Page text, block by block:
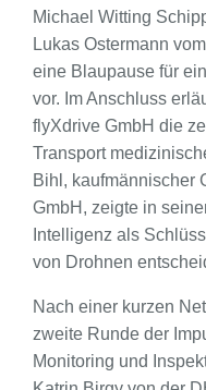
Michael Witting
Lukas Ostermann
eine Blaupause für
vor. Im Anschluss
flyXdrive GmbH die
Transport
Bihl, kaufmännischer
GmbH, zeigte in
Intelligenz als
von Drohnen
Nach einer kurzen
zweite Runde der
Monitoring und